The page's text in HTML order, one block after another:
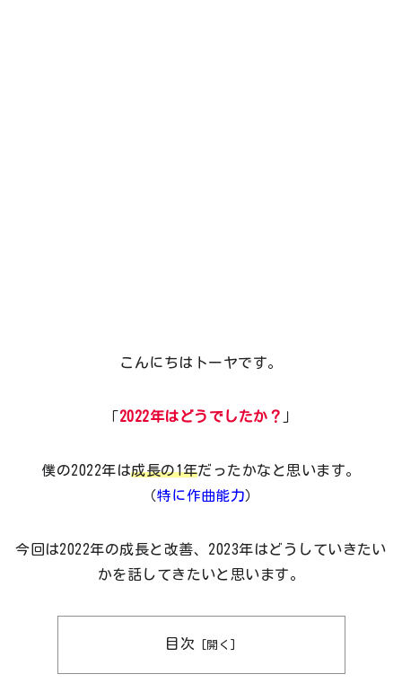
こんにちはトーヤです。
「2022年はどうでしたか？ 」
僕の2022年は成長の1年だったかなと思います。
（特に作曲能力）
今回は2022年の成長と改善、2023年はどうしていきたい
かを話してきたいと思います。
目次